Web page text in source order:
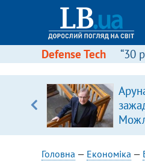
Defense Tech “30
Головна — Економіка —